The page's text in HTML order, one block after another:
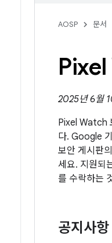
AOSP 문서
2025년 6월
Pixel Watch
다. Google
보안 게시판
세요. 지원되
를 수락하는
공지사항